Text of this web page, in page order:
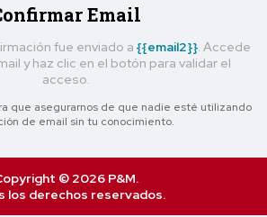
Email
fue enviado a {{email2}} . Accede
y haz clic en el botón para validar el
acceso.
que asegurarnos de que nadie esté utilizando
de email sin tu conocimiento.
© 2026 P&M.
los derechos reservados.